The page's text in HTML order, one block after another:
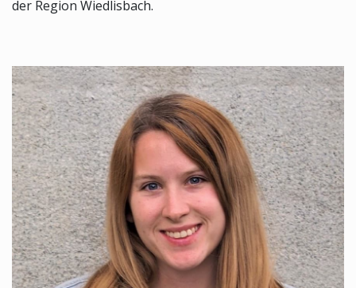
der Region Wiedlisbach.